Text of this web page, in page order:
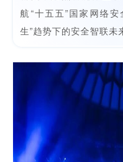
航“十五五”国家网络
生”趋势下的安全智联未